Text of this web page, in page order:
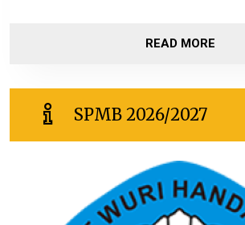
READ MORE
SPMB 2026/2027